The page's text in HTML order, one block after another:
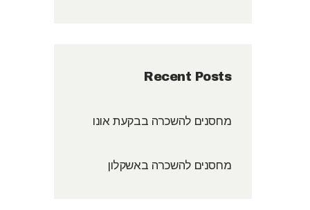
Recent Posts
מחסנים להשכרה בבקעת אונו
מחסנים להשכרה באשקלון